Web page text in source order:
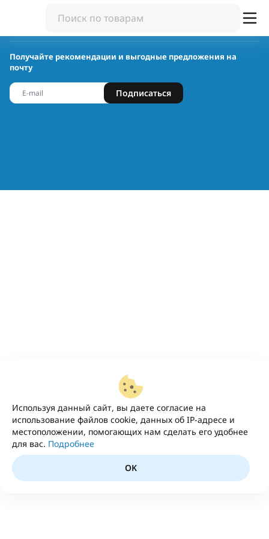
Используя данный сайт, вы даете согласие на
использование файлов cookie, данных об IP-адресе и
местоположении, помогающих нам сделать его удобнее
для вас. Подробнее
OK
Получайте рекомендации и выгодные предложения на
почту
Подписаться